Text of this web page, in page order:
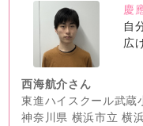
no
image
慶
自
広
西海航介さん
東進ハイスクール武蔵
神奈川県 横浜市立 横